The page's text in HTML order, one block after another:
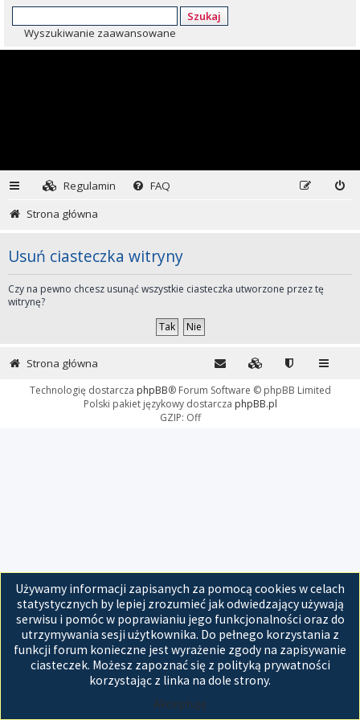
Szukaj
Wyszukiwanie zaawansowane
Regulamin
FAQ
Strona główna
Usuń ciasteczka witryny
Czy na pewno chcesz usunąć wszystkie ciasteczka utworzone przez tę
witrynę?
Używamy informacji zapisanych za pomocą cookies w celach
statystycznych by lepiej zrozumieć jak odwiedzający używają
serwisu i pomóc w poprawianiu jego funkcjonalności oraz do
utrzymywania sesji użytkownika. Do pełnego korzystania z
funkcji forum konieczne jest wyrażenie zgody na zapisywanie
ciasteczek. Możesz zapoznać się z polityką prywatności
korzystając z linka na dole strony.
Akceptuję
Strona główna
Technologię dostarcza phpBB® Forum Software © phpBB Limited
Polski pakiet językowy dostarcza phpBB.pl
GZIP: Off